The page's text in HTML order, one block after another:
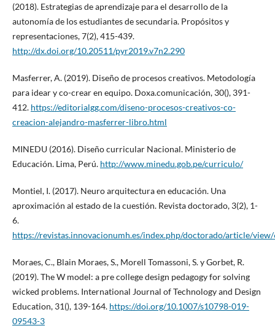
(2018). Estrategias de aprendizaje para el desarrollo de la
autonomía de los estudiantes de secundaria. Propósitos y
representaciones, 7(2), 415-439.
http://dx.doi.org/10.20511/pyr2019.v7n2.290
Masferrer, A. (2019). Diseño de procesos creativos. Metodología
para idear y co-crear en equipo. Doxa.comunicación, 30(), 391-
412. https://editorialgg.com/diseno-procesos-creativos-co-
creacion-alejandro-masferrer-libro.html
MINEDU (2016). Diseño curricular Nacional. Ministerio de
Educación. Lima, Perú. http://www.minedu.gob.pe/curriculo/
Montiel, I. (2017). Neuro arquitectura en educación. Una
aproximación al estado de la cuestión. Revista doctorado, 3(2), 1-
6.
https://revistas.innovacionumh.es/index.php/doctorado/article/
Moraes, C., Blain Moraes, S., Morell Tomassoni, S. y Gorbet, R.
(2019). The W model: a pre college design pedagogy for solving
wicked problems. International Journal of Technology and Design
Education, 31(), 139-164. https://doi.org/10.1007/s10798-019-
09543-3